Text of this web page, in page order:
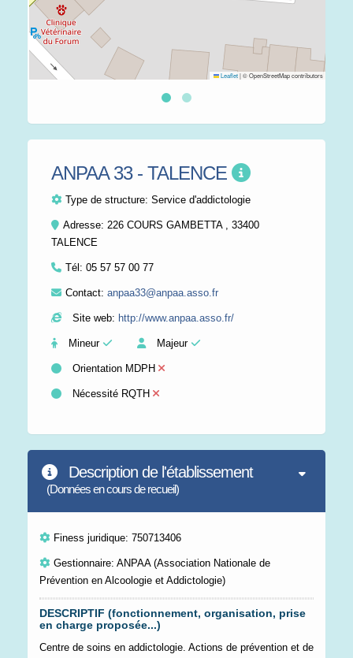
Leaflet|© OpenStreetMap contributors
ANPAA 33 - TALENCE
Type de structure: Service d'addictologie
Adresse: 226 COURS GAMBETTA , 33400
TALENCE
Tél: 05 57 57 00 77
Contact: anpaa33@anpaa.asso.fr
Site web: http://www.anpaa.asso.fr/
Mineur Majeur
Orientation MDPH
Nécessité RQTH
Description de l'établissement
(Données en cours de recueil)
Finess juridique: 750713406
Gestionnaire: ANPAA (Association Nationale de
Prévention en Alcoologie et Addictologie)
DESCRIPTIF (fonctionnement, organisation, prise
en charge proposée...)
Centre de soins en addictologie. Actions de prévention et de